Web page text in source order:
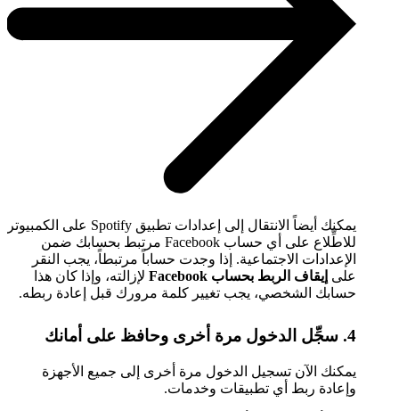
يمكنك أيضاً الانتقال إلى إعدادات تطبيق Spotify على الكمبيوتر
للاطِّلاع على أي حساب Facebook مرتبط بحسابك ضمن
الإعدادات الاجتماعية. إذا وجدت حساباً مرتبطاً، يجب النقر
على إيقاف الربط بحساب Facebook
لإزالته، وإذا كان هذا
حسابك الشخصي، يجب تغيير كلمة مرورك قبل إعادة ربطه.
4. سجِّل الدخول مرة أخرى وحافظ على أمانك
يمكنك الآن تسجيل الدخول مرة أخرى إلى جميع الأجهزة
وإعادة ربط أي تطبيقات وخدمات.